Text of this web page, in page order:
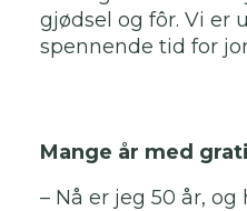
gjødsel og fôr. Vi er
spennende tid for
Mange år med
– Nå er jeg 50 år, og